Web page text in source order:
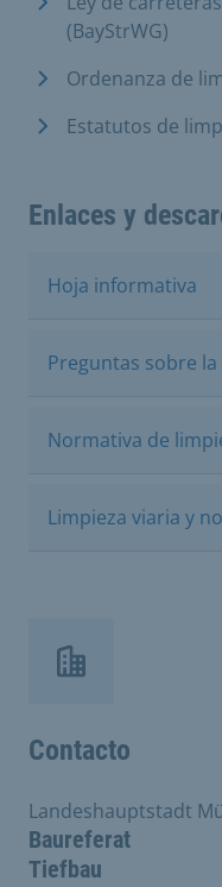
(BayStrWG)
Ordenanza de
Estatutos de
Enlaces y
Hoja informativa
Preguntas sobre
Normativa de
Limpieza viaria y
Contacto
Baureferat
Tiefbau
Landeshauptstadt